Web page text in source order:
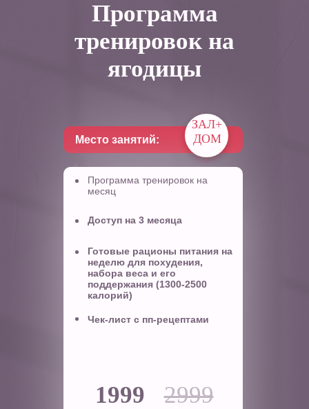
Программа
тренировок на
ягодицы
Программа тренировок на
месяц
Готовые рационы питания на
неделю для похудения,
набора веса и его
поддержания (1300-2500
калорий)
Место занятий:
ЗАЛ+
ДОМ
1999 2999
Доступ на 3 месяца
Чек-лист с пп-рецептами